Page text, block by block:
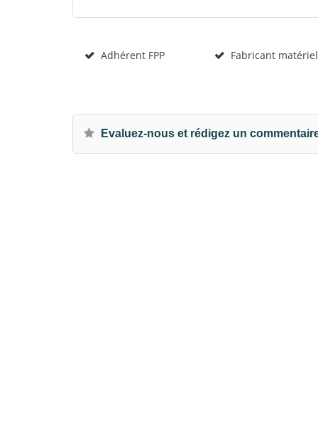
Adhérent FPP Fabricant matériel
Evaluez-nous et rédigez un